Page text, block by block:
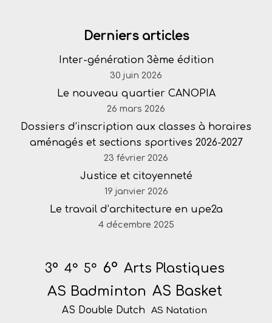
Derniers articles
Inter-génération 3ème édition
30 juin 2026
Le nouveau quartier CANOPIA
26 mars 2026
Dossiers d’inscription aux classes à horaires
aménagés et sections sportives 2026-2027
23 février 2026
Justice et citoyenneté
19 janvier 2026
Le travail d’architecture en upe2a
4 décembre 2025
3° 4° 5° 6° Arts Plastiques
AS Badminton AS Basket
AS Double Dutch AS Natation